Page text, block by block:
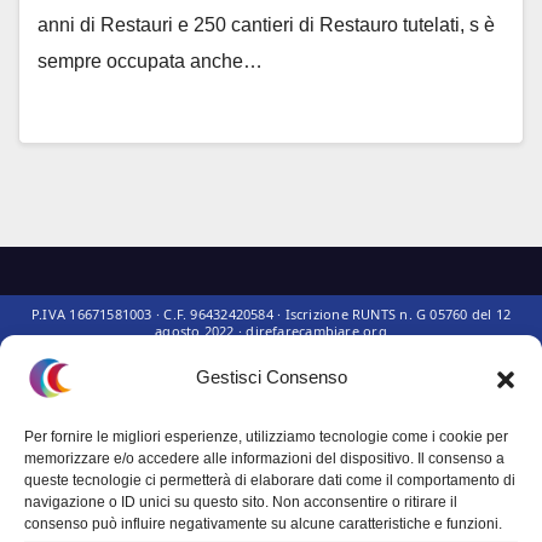
Gestisci Consenso
Per fornire le migliori esperienze, utilizziamo tecnologie come i cookie per
memorizzare e/o accedere alle informazioni del dispositivo. Il consenso a
queste tecnologie ci permetterà di elaborare dati come il comportamento di
navigazione o ID unici su questo sito. Non acconsentire o ritirare il
consenso può influire negativamente su alcune caratteristiche e funzioni.
anni di Restauri e 250 cantieri di Restauro tutelati, s è
sempre occupata anche…
Questo sito non rappresenta unatestata giornalisticain quanto viene
aggiornato senza alcuna periodicità. Non può pertanto considerarsi un
prodotto editoriale ai sensi della legge n° 62 del 7.03.2001.